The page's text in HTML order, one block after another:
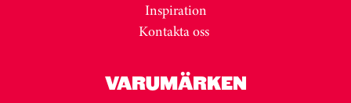
Inspiration
Kontakta oss
VARUMÄRKEN